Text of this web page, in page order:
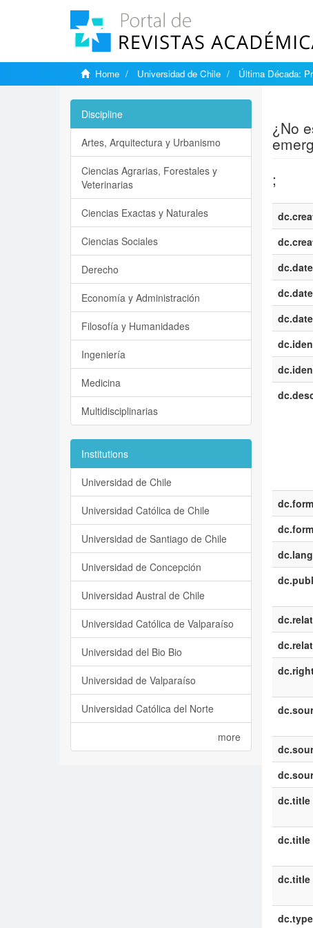
Home Universidad de Chile Última Década:
¿No
;
dc.date
dc.title
dc.title
dc.title
dc.type
Discipline
Artes, Arquitectura y Urbanismo
Ciencias Agrarias, Forestales y
Veterinarias
Ciencias Exactas y Naturales
Ciencias Sociales
Derecho
Economía y Administración
Filosofía y Humanidades
Ingeniería
Medicina
Multidisciplinarias
Institutions
Universidad de Chile
Universidad Católica de Chile
Universidad de Santiago de Chile
Universidad de Concepción
Universidad Austral de Chile
Universidad Católica de Valparaíso
Universidad del Bio Bio
Universidad de Valparaíso
Universidad Católica del Norte
more